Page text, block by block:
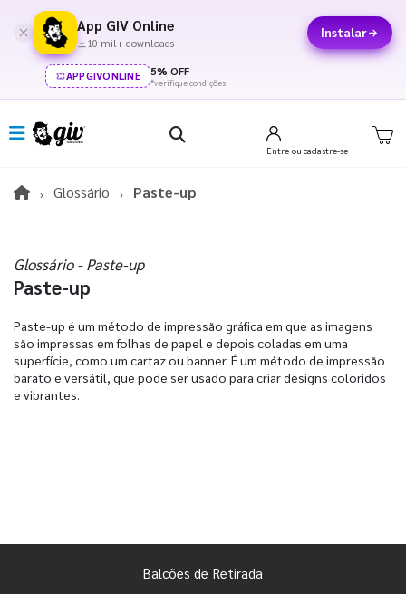
App GIV Online
10 mil+ downloads
Instalar
APPGIVONLINE 5% OFF
*verifique condições
Entre ou cadastre-se
Glossário Paste-up
Glossário - Paste-up
Paste-up
Paste-up é um método de impressão gráfica em que as imagens
são impressas em folhas de papel e depois coladas em uma
superfície, como um cartaz ou banner. É um método de impressão
barato e versátil, que pode ser usado para criar designs coloridos
e vibrantes.
Balcões de Retirada